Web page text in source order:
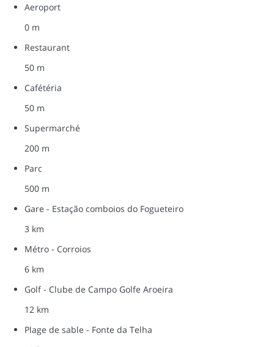
Aeroport
0 m
Restaurant
50 m
Cafétéria
50 m
Supermarché
200 m
Parc
500 m
Gare - Estação comboios do Fogueteiro
3 km
Métro - Corroios
6 km
Golf - Clube de Campo Golfe Aroeira
12 km
Plage de sable - Fonte da Telha